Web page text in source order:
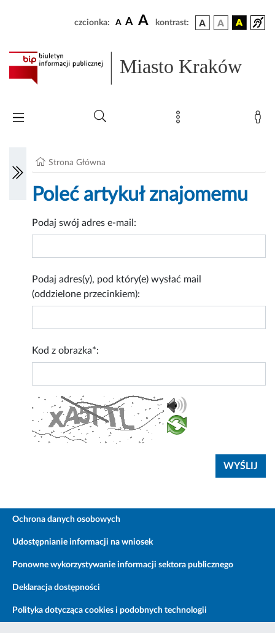
czcionka: A A A kontrast:
Miasto Kraków
Strona Główna
Poleć artykuł znajomemu
Podaj swój adres e-mail:
Podaj adres(y), pod który(e) wysłać mail
(oddzielone przecinkiem):
Kod z obrazka*:
Ochrona danych osobowych
Udostępnianie informacji na wniosek
Ponowne wykorzystywanie informacji sektora publicznego
Deklaracja dostępności
Polityka dotycząca cookies i podobnych technologii